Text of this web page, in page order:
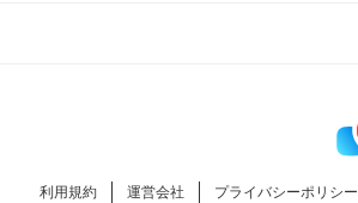
利用規約 運営会社 プライバシーポリシー